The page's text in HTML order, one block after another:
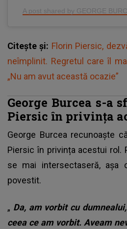
A post shared by GEORGE
Citește și: Florin Piersic,
neîmplinit. Regretul care îl
„Nu am avut această ocazie”
George Burcea s-a
Piersic în privința
George Burcea recunoaște
Piersic în privința acestui rol.
se mai intersectaseră, așa
povestit.
„ Da, am vorbit cu
ceea ce am vorbit. Aveam